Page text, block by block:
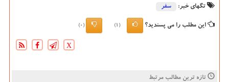
تگهای خبر: سفر
این مطلب را می پسندید؟ (1)
(0)
X
تازه ترین مطالب مرتبط